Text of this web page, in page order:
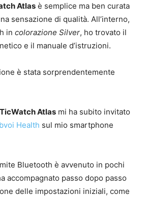
Atlas è semplice ma ben curata
sensazione di qualità. All’interno,
in colorazione Silver, ho trovato il
e il manuale d’istruzioni.
è stata sorprendentemente
TicWatch Atlas mi ha subito invitato
Health sul mio smartphone
Bluetooth è avvenuto in pochi
accompagnato passo dopo passo
delle impostazioni iniziali, come